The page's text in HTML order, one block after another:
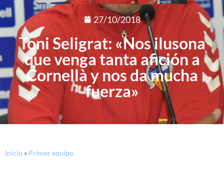
27/10/2018
Toni Seligrat: «Nos ilusona
que venga tanta afición a
Cornellà y nos da mucha
fuerza»
Inicio » Primer equipo